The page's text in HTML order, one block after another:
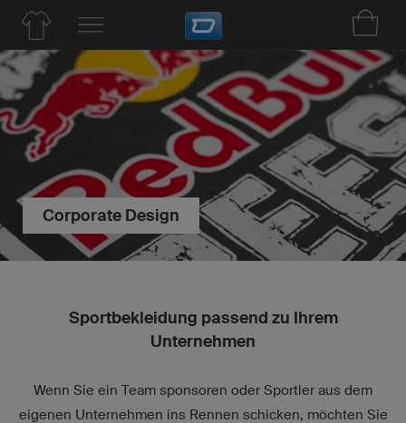
Corporate Design
Sportbekleidung passend zu Ihrem
Unternehmen
Wenn Sie ein Team sponsoren oder Sportler aus dem
eigenen Unternehmen ins Rennen schicken, möchten Sie